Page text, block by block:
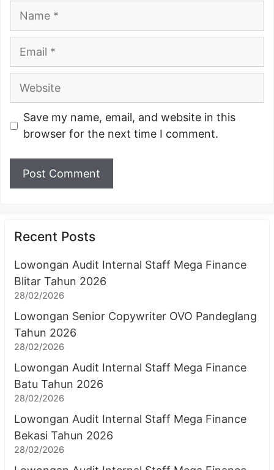
Website
Save my name, email, and website in this
browser for the next time I comment.
Recent Posts
Lowongan Audit Internal Staff Mega Finance
Blitar Tahun 2026
28/02/2026
Lowongan Senior Copywriter OVO Pandeglang
Tahun 2026
28/02/2026
Lowongan Audit Internal Staff Mega Finance
Batu Tahun 2026
28/02/2026
Lowongan Audit Internal Staff Mega Finance
Bekasi Tahun 2026
28/02/2026